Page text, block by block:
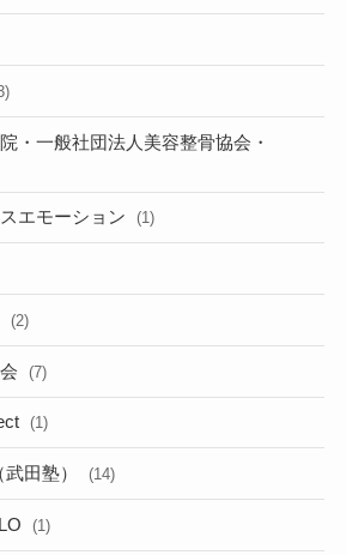
・一般社団法人美容整骨協会・
エモーション (1)
(2)
(7)
(1)
田塾） (14)
(1)